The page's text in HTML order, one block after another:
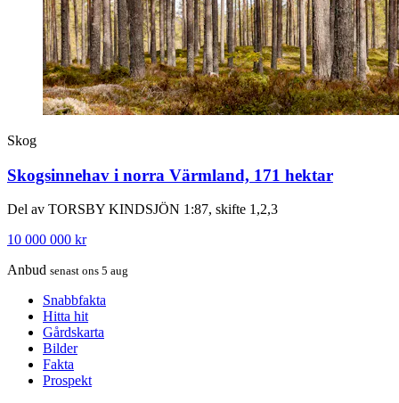
Skog
Skogsinnehav i norra Värmland, 171 hektar
Del av TORSBY KINDSJÖN 1:87, skifte 1,2,3
10 000 000 kr
Anbud senast ons 5 aug
Snabbfakta
Hitta hit
Gårdskarta
Bilder
Fakta
Prospekt